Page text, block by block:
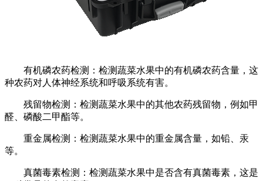
有机磷农药检测：检测蔬菜水果中的有机磷农药含量，这
种农药对人体神经系统和呼吸系统有害。
残留物检测：检测蔬菜水果中的其他农药残留物，例如甲
醛、磷酸二甲酯等。
重金属检测：检测蔬菜水果中的重金属含量，如铅、汞
等。
真菌毒素检测：检测蔬菜水果中是否含有真菌毒素，这是